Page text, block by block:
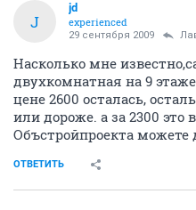
J
jd
experienced
29 сентября 2009
Насколько мне
двухкомнатная на 9
цене 2600 осталась,
или дороже. а за 2300 это
Объстройпроекта можете
ОТВЕТИТЬ